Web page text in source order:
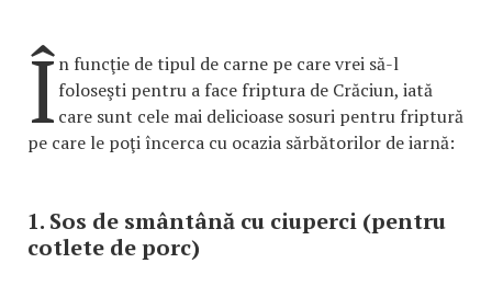
În funcţie de tipul de carne pe care vrei să-l
foloseşti pentru a face friptura de Crăciun, iată
care sunt cele mai delicioase sosuri pentru friptură
pe care le poţi încerca cu ocazia sărbătorilor de iarnă:
1. Sos de smântână cu ciuperci (pentru
cotlete de porc)